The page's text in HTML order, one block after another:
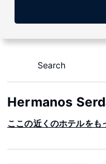
Search
Hermanos
ここの近くのホテルを